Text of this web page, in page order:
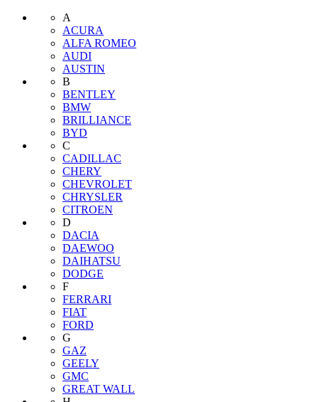
A
ACURA
ALFA ROMEO
AUDI
AUSTIN
B
BENTLEY
BMW
BRILLIANCE
BYD
C
CADILLAC
CHERY
CHEVROLET
CHRYSLER
CITROEN
D
DACIA
DAEWOO
DAIHATSU
DODGE
F
FERRARI
FIAT
FORD
G
GAZ
GEELY
GMC
GREAT WALL